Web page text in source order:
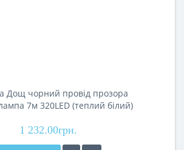
Дощ чорний провід прозора
7м 320LED (теплий білий)
1 232.00грн.